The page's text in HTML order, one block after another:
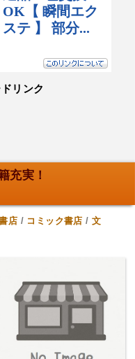
リンク
充実！
店 / コミック書店 / 文